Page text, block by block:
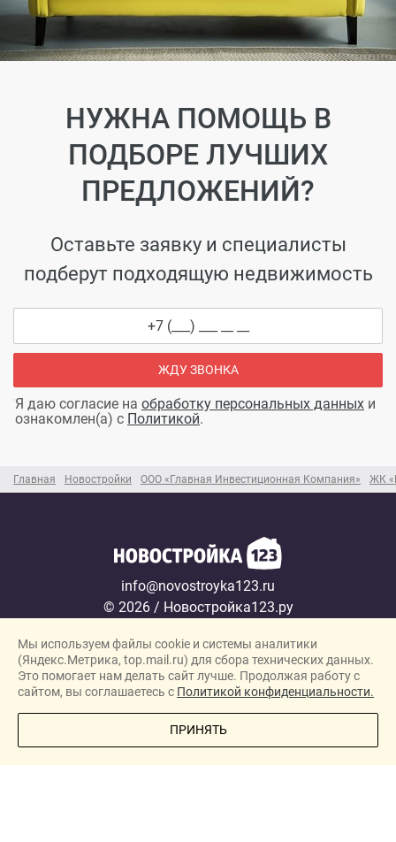
Главная Новостройки ООО «Главная Инвестиционная Компания» ЖК
НУЖНА ПОМОЩЬ В
ПОДБОРЕ ЛУЧШИХ
ПРЕДЛОЖЕНИЙ?
Оставьте заявку и специалисты
подберут подходящую недвижимость
ЖДУ ЗВОНКА
Я даю согласие на обработку персональных данных и
ознакомлен(а) с Политикой.
info@novostroyka123.ru
© 2026 / Новостройка123.ру
Политика конфиденциальности
Согласие на обработку персональных данных
Новостройки
Застройщики
ПОЗВОНИТЕ МНЕ
Мы используем файлы cookie и системы аналитики
(Яндекс.Метрика, top.mail.ru) для сбора технических данных.
Это помогает нам делать сайт лучше. Продолжая работу с
сайтом, вы соглашаетесь с Политикой конфиденциальности.
ПРИНЯТЬ